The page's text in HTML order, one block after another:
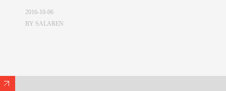
2016-10-06
BY SALAREN